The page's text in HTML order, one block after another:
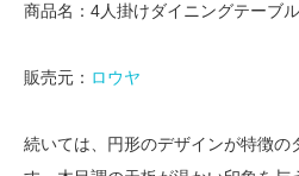
商品名：4人掛けダイニングテーブ
販売元： ロウヤ
続いては、円形のデザインが特徴の